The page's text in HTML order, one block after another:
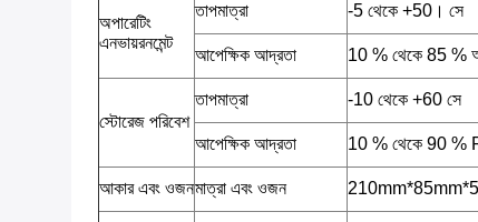
অপারেটিং
এনভায়রনমেন্ট
তাপমাত্রা -5 থেকে +50। সে
আপেক্ষিক আদ্রতা 10 % থেকে 85 %
স্টোরেজ পরিবেশ
তাপমাত্রা -10 থেকে +60 সে
আপেক্ষিক আদ্রতা 10 % থেকে 90 %
আকার এবং ওজনমাত্রা এবং ওজন